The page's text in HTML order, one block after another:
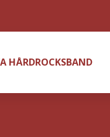
HÅRDROCKSBAND